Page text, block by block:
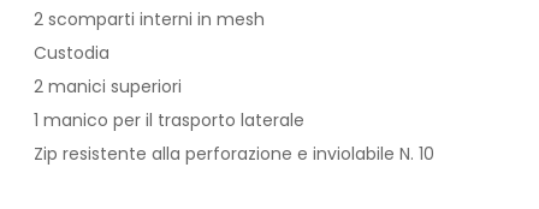
2 scomparti interni in mesh
Custodia
2 manici superiori
1 manico per il trasporto laterale
Zip resistente alla perforazione e inviolabile N. 10